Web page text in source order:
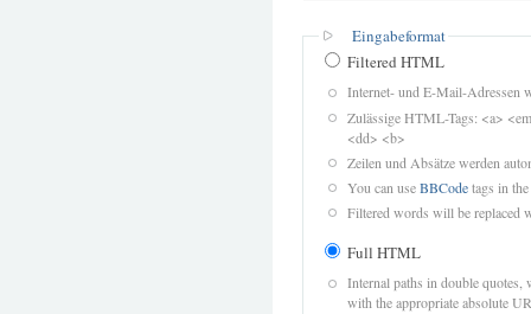
Eingabeformat
Filtered HTML
Internet- und E-Mail-Adressen
Zulässige HTML-Tags: <a>
<dd> <b>
Zeilen und Absätze werden
You can useBBCodetags in
Filtered words will be replaced
Full HTML
Internal paths in double quotes,
with the appropriate absolute